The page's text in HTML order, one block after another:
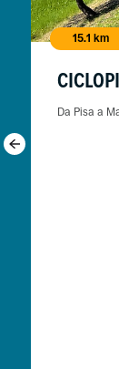
15.1 km
Da Pisa a